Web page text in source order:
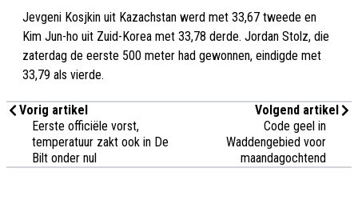
Jevgeni Kosjkin uit Kazachstan werd met 33,67 tweede en
Kim Jun-ho uit Zuid-Korea met 33,78 derde. Jordan Stolz, die
zaterdag de eerste 500 meter had gewonnen, eindigde met
33,79 als vierde.
Vorig artikel
Eerste officiële vorst,
temperatuur zakt ook in De
Bilt onder nul
Volgend artikel
Code geel in
Waddengebied voor
maandagochtend